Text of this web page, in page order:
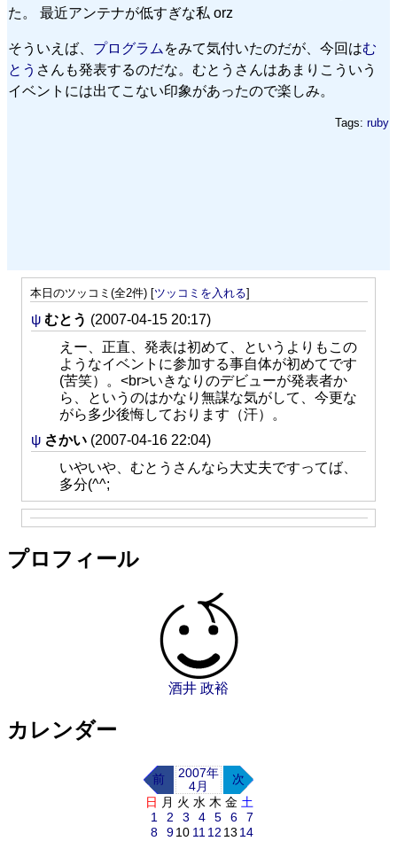
た。 最近アンテナが低すぎな私 orz
そういえば、 プログラム をみて気付いたのだが、今回はむ
とう さんも発表するのだな。むとうさんはあまりこういう
イベントには出てこない印象があったので楽しみ。
Tags: ruby
本日のツッコミ(全2件) [ツッコミを入れる]
ψ むとう (2007-04-15 20:17)
えー、正直、発表は初めて、というよりもこの
ようなイベントに参加する事自体が初めてです
(苦笑）。<br>いきなりのデビューが発表者か
ら、というのはかなり無謀な気がして、今更な
がら多少後悔しております（汗）。
ψ さかい (2007-04-16 22:04)
いやいや、むとうさんなら大丈夫ですってば、
多分(^^;
プロフィール
酒井 政裕
カレンダー
前
2007年
4月
次
日 月 火 水 木 金 土
1
2 3 4 5 6
7
8
910 11 12 13 14